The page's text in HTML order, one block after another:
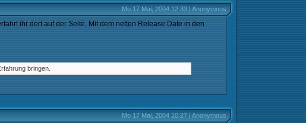
Mo 17 Mai, 2004 12:33 | Anonymous
ihr dort auf der Seite. Mit dem netten Release Date in den
bringen.
Mo 17 Mai, 2004 10:27 | Anonymous